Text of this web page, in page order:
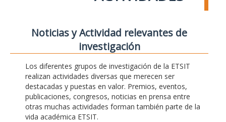
Noticias y Actividad relevantes de
investigación
Los diferentes grupos de investigación de la ETSIT
realizan actividades diversas que merecen ser
destacadas y puestas en valor. Premios, eventos,
publicaciones, congresos, noticias en prensa entre
otras muchas actividades forman también parte de la
vida académica ETSIT.